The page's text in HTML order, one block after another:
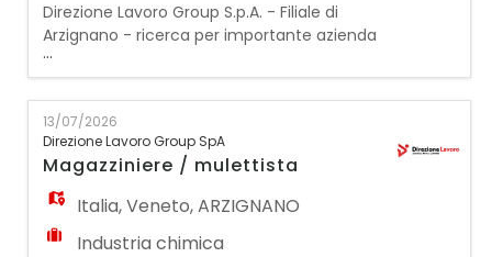
Direzione Lavoro Group S.p.A. - Filiale di
Arzignano - ricerca per importante azienda
cliente leader nel settore chimico un:
ADDETTO ALLA PRODUZIONE E IMBALLAGGIO
DI PRODOTTI CHIMICI La risorsa sarà inserita
all'interno dello stabilimento produttivo e si
occuperà delle attività di produzione e
movimentazione dei materiali,
contribuendo al m
...
13/07/2026
Direzione Lavoro Group SpA
Magazziniere / mulettista
Italia,Veneto,ARZIGNANO
Industria chimica